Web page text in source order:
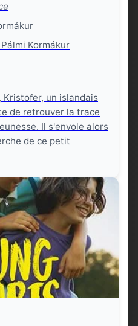
Kormákur
Kristofer, un islandais
de retrouver la trace
Il s'envole alors
de ce petit